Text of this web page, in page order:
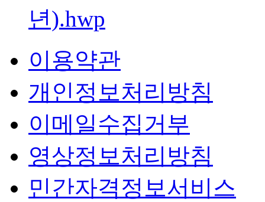
년).hwp
이용약관
개인정보처리방침
이메일수집거부
영상정보처리방침
민간자격정보서비스